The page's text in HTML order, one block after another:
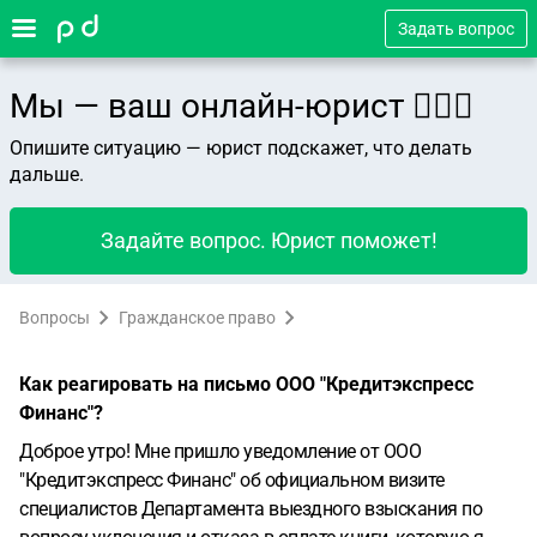
Задать вопрос
Мы — ваш онлайн-юрист 👨🏻‍⚖️
Опишите ситуацию — юрист подскажет, что делать
дальше.
Задайте вопрос. Юрист поможет!
Вопросы Гражданское право
Как реагировать на письмо ООО "Кредитэкспресс
Финанс"?
Доброе утро! Мне пришло уведомление от ООО
"Кредитэкспресс Финанс" об официальном визите
специалистов Департамента выездного взыскания по